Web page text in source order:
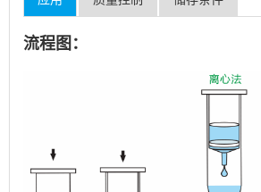
流程图：